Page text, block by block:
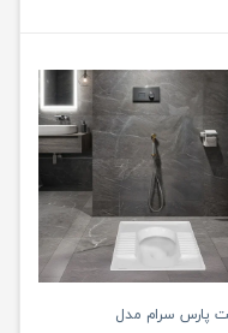
پارس سرام مدل